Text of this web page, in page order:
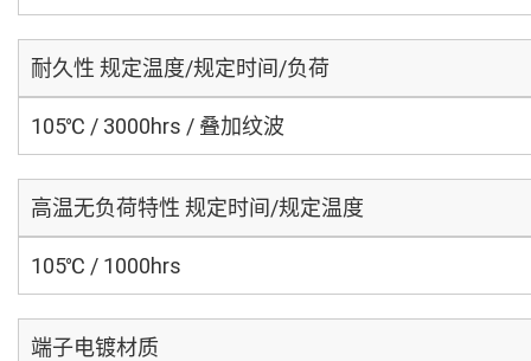
耐久性 规定温度/规定时间/负荷
105℃ / 3000hrs / 叠加纹波
高温无负荷特性 规定时间/规定温度
105℃ / 1000hrs
端子电镀材质